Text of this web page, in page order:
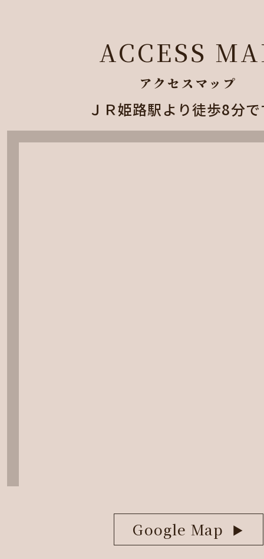
ACCESS
アクセスマップ
ＪＲ姫路駅より徒歩8分
Google Map